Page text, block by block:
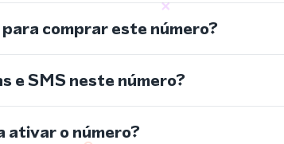
comprar este número?
e SMS neste número?
ativar o número?